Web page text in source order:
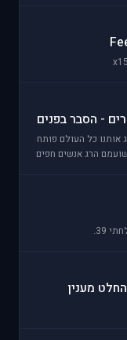
- הסבר בפנים
אותנו כל העולם פותח
הרג אנשים חפים
39.
מענין